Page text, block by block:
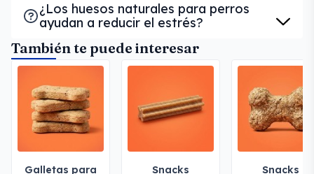
¿Los huesos naturales para perros
ayudan a reducir el estrés?
También te puede interesar
Galletas para
Snacks
Snacks